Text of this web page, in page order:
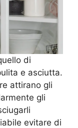
di
e asciutta.
attirano gli
gli
evitare di